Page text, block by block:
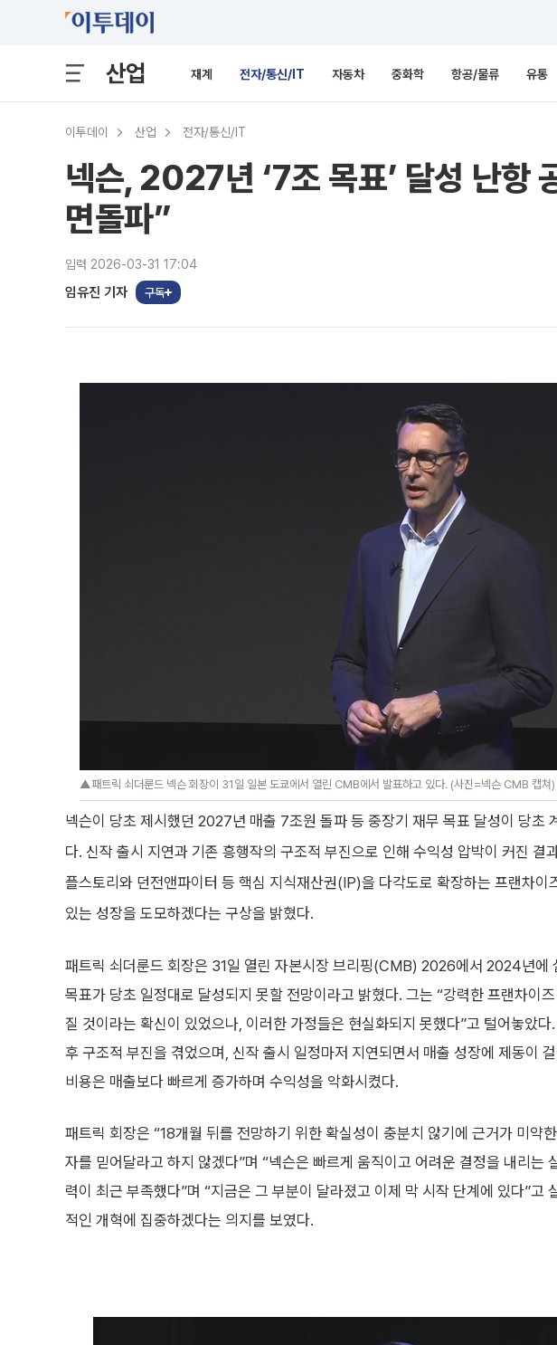
산업 재계 전자/통신/IT 자동차 중화학 항공/물류 유통
이투데이 산업 전자/통신/IT
넥슨, 2027년 ‘7조 목표’ 달성 난항
면돌파”
입력 2026-03-31 17:04
임유진 기자 구독
▲패트릭 쇠더룬드 넥슨 회장이 31일 일본 도쿄에서 열린 CMB에서 발표하고 있다. (사진=넥슨 CMB 캡쳐)
넥슨이 당초 제시했던 2027년 매출 7조원 돌파 등 중장기 재무 목표 달성이 당초
다. 신작 출시 지연과 기존 흥행작의 구조적 부진으로 인해 수익성 압박이 커진 결
플스토리와 던전앤파이터 등 핵심 지식재산권(IP)을 다각도로 확장하는 프랜차이
있는 성장을 도모하겠다는 구상을 밝혔다.
패트릭 쇠더룬드 회장은 31일 열린 자본시장 브리핑(CMB) 2026에서 2024년에
목표가 당초 일정대로 달성되지 못할 전망이라고 밝혔다. 그는 “강력한 프랜차이
질 것이라는 확신이 있었으나, 이러한 가정들은 현실화되지 못했다”고 털어놓았
후 구조적 부진을 겪었으며, 신작 출시 일정마저 지연되면서 매출 성장에 제동이
비용은 매출보다 빠르게 증가하며 수익성을 악화시켰다.
패트릭 회장은 “18개월 뒤를 전망하기 위한 확실성이 충분치 않기에 근거가 미약
자를 믿어달라고 하지 않겠다”며 “넥슨은 빠르게 움직이고 어려운 결정을 내리는
력이 최근 부족했다”며 “지금은 그 부분이 달라졌고 이제 막 시작 단계에 있다”고
적인 개혁에 집중하겠다는 의지를 보였다.